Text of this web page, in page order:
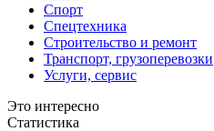
Спорт
Спецтехника
Строительство и ремонт
Транспорт, грузоперевозки
Услуги, сервис
Это интересно
Статистика